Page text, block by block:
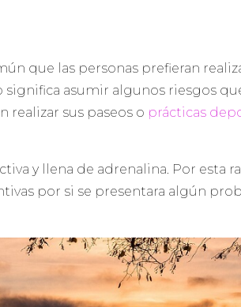
que las personas prefieran
asumir algunos riesgos
realizar sus paseos o prácticas
y llena de adrenalina. Por esta
por si se presentara algún